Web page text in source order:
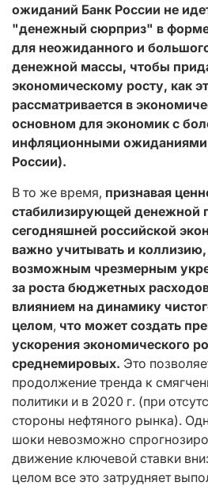
ожиданий Банк России не
"денежный сюрприз" в форме
для неожиданного и
денежной массы, чтобы
экономическому росту, как
рассматривается в
основном для экономик с
инфляционными
России).
В то же время, признавая
стабилизирующей денежной
сегодняшней российской
важно учитывать и
возможным чрезмерным
за роста бюджетных
влиянием на динамику
целом, что может создать
ускорения экономического
среднемировых. Это
продолжение тренда к
политики и в 2020 г. (при
стороны нефтяного рынка).
шоки невозможно
движение ключевой ставки
целом все это затрудняет